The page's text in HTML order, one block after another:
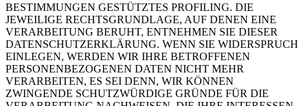
BESTIMMUNGEN GESTÜTZTES PROFILING. DIE
JEWEILIGE RECHTSGRUNDLAGE, AUF DENEN EINE
VERARBEITUNG BERUHT, ENTNEHMEN SIE DIESER
DATENSCHUTZERKLÄRUNG. WENN SIE WIDERSPRUCH
EINLEGEN, WERDEN WIR IHRE BETROFFENEN
PERSONENBEZOGENEN DATEN NICHT MEHR
VERARBEITEN, ES SEI DENN, WIR KÖNNEN
ZWINGENDE SCHUTZWÜRDIGE GRÜNDE FÜR DIE